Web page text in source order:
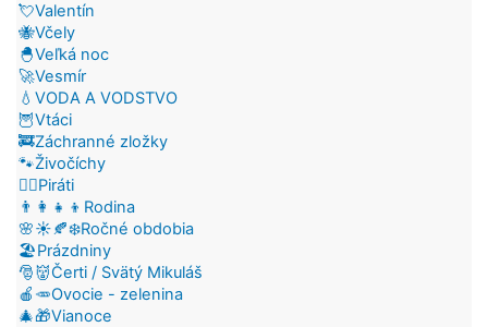
💘Valentín
🐝Včely
🐣Veľká noc
🚀Vesmír
💧VODA A VODSTVO
🦉Vtáci
🚒Záchranné zložky
🐾Živočíchy
🏴‍☠️Piráti
👨‍👩‍👧‍👦Rodina
🌸☀️🍂❄️Ročné obdobia
🏖️Prázdniny
🎅👹Čerti / Svätý Mikuláš
🍎🥕Ovocie - zelenina
🎄🎁Vianoce